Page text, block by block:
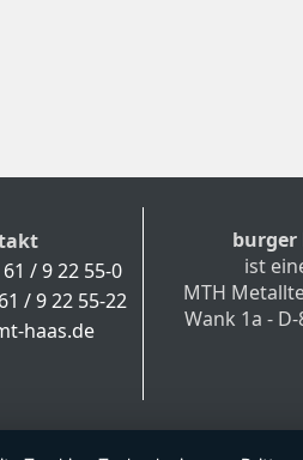
/ 9 22 55-0
/ 9 22 55-22
haas.de
burger
ist
MTH
Wank 1a -